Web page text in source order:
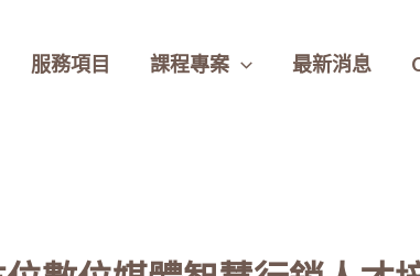
服務項目 課程專案 最新消息